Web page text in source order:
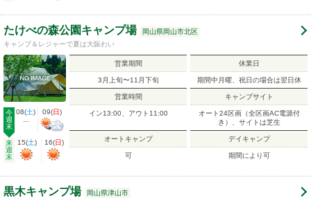
たけべの森公園キャンプ場
岡山県岡山市北区
キャンプ＆レジャーで夏は大賑わい
今
週
末
08(土)
---
09(日)
来
週
末
15(土) 16(日)
営業期間
3月上旬〜11月下旬
休業日
期間中月曜、祝日の場合は翌日休
営業時間
イン13:00、アウト11:00
キャンプサイト
オート24区画（全区画AC電源付
き）、サイトは芝生
オートキャンプ
可
デイキャンプ
期間により可
黒木キャンプ場
岡山県津山市